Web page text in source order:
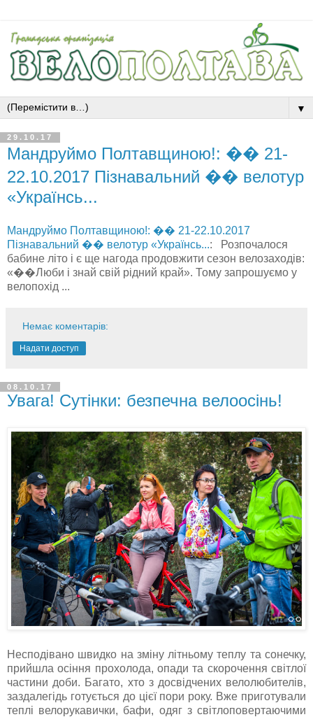
▼
29.10.17
Мандруймо Полтавщиною!: �� 21-
22.10.2017 Пізнавальний �� велотур
«Українсь...
Мандруймо Полтавщиною!: �� 21-22.10.2017
Пізнавальний �� велотур «Українсь...: Розпочалося
бабине літо і є ще нагода продовжити сезон велозаходів:
«��Люби і знай свій рідний край». Тому запрошуємо у
велопохід ...
Немає коментарів:
Надати доступ
08.10.17
Увага! Cутінки: безпечна велоосінь!
Несподівано швидко на зміну літньому теплу та сонечку,
прийшла осіння прохолода, опади та скорочення світлої
частини доби. Багато, хто з досвідчених велолюбителів,
заздалегідь готується до цієї пори року. Вже приготували
теплі велорукавички, бафи, одяг з світлоповертаючими